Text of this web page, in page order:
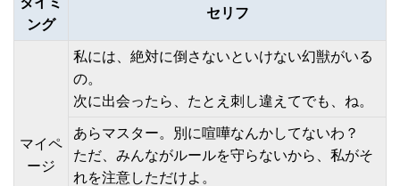
ング
セリフ
マイペ
ージ
私には、絶対に倒さないといけない幻獣がいる
の。
次に出会ったら、たとえ刺し違えてでも、ね。
あらマスター。別に喧嘩なんかしてないわ？
ただ、みんながルールを守らないから、私がそ
れを注意しただけよ。